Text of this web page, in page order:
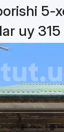
5-
uy 315